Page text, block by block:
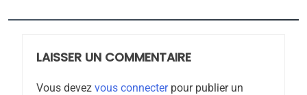
LAISSER UN COMMENTAIRE
Vous devez vous connecterpour publier un
FIÈRE, DIGNE ET RÉSILIENTE :
MA JUDAÏTE par Thérèse
ISRAÉL JUDAISME
7